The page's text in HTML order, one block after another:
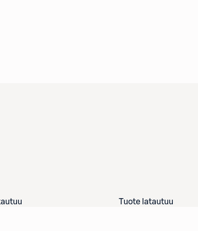
Tuote latautuu